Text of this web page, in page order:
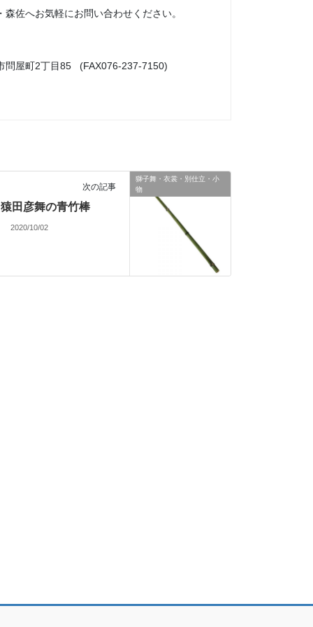
佐へお気軽にお問い合わせください。
屋町2丁目85 (FAX076-237-7150)
獅子舞・衣裳・別仕立・小
物
次の記事
猿田彦舞の青竹棒
2020/10/02